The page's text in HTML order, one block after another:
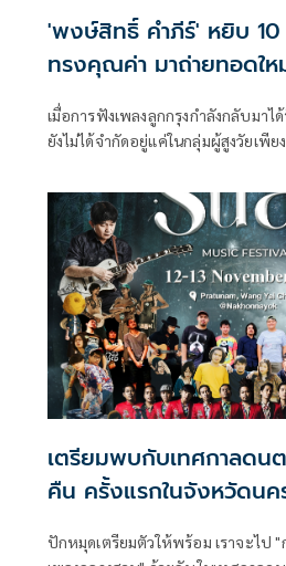
'พงษ์สิทธิ์ คำภีร์' หยิบ
ทรงคุณค่า มาถ่ายทอดให
เมื่อการฟังเพลงลูกกรุงกำลังกลับมา
ยังไม่ได้จำกัดอยู่แค่ในกลุ่มผู้สูงวัยเพีย
ขึ้น นี่จึงเป็นเหตุผลให้ศิลปินเพื่อชีวิ
คำภีร์ ผู้ที่หลงใหลเพลงลูกกรุงสุดหัว
บทเพลงลูกกรุงทรงคุณค่ามาถ่ายทอด
กรุง" ไม่เพียงเพื่อมอบเป็นความสุข
ส่วนหนึ่ง ในการรักษาผลงานที่ไพเร
เตรียมพบกับเทศกาลดน
คืน ครั้งแรกในจังหวัดนค
ปักหมุดเตรียมตัวให้พร้อม เราจะไป